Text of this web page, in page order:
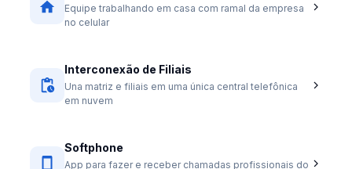
Equipe trabalhando em casa com ramal da empresa
no celular
Interconexão de Filiais
Una matriz e filiais em uma única central telefônica
em nuvem
Softphone
App para fazer e receber chamadas profissionais do